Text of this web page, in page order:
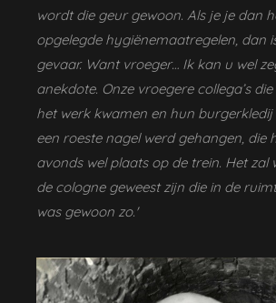
wordt die geur gewoon. Als je je dan
opgelegde hygiënemaatregelen, dan
gevaar. Want vroeger… Ik kan u wel
anekdote. Onze vroegere collega’s
het werk kwamen en hun
een roeste nagel werd gehangen, die
avonds wel plaats op de trein. Het zal
de cologne geweest zijn die in de
was gewoon zo.'